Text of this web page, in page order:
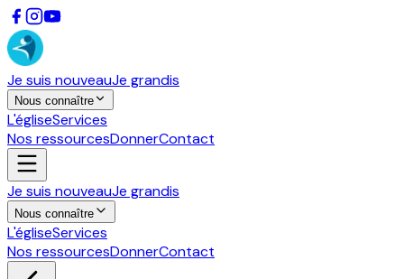
Je suis nouveauJe grandis
Nous connaître
L'égliseServices
Nos ressourcesDonnerContact
Je suis nouveauJe grandis
Nous connaître
L'égliseServices
Nos ressourcesDonnerContact